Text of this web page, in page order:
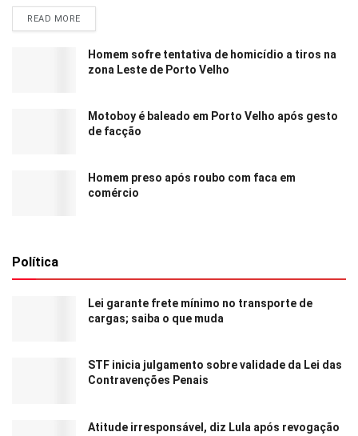
READ MORE
Homem sofre tentativa de homicídio a tiros na
zona Leste de Porto Velho
Motoboy é baleado em Porto Velho após gesto
de facção
Homem preso após roubo com faca em
comércio
Política
Lei garante frete mínimo no transporte de
cargas; saiba o que muda
STF inicia julgamento sobre validade da Lei das
Contravenções Penais
Atitude irresponsável, diz Lula após revogação